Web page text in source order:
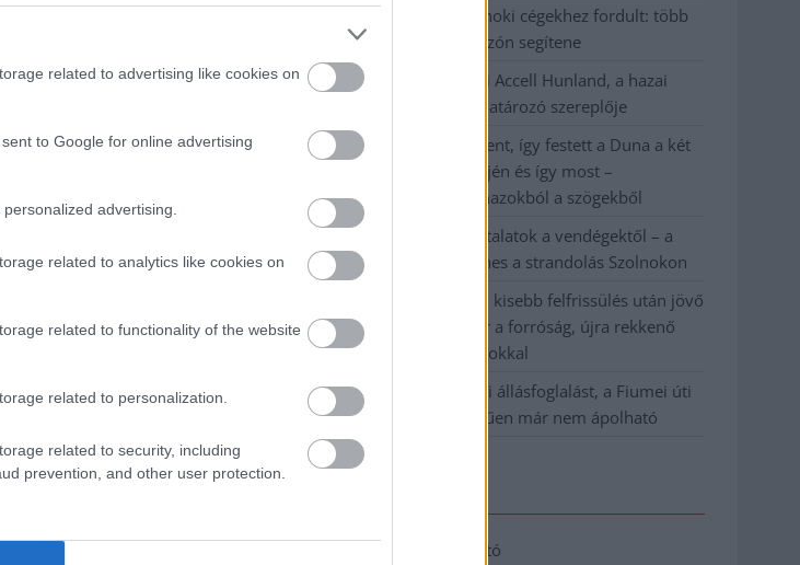
related to advertising like cookies on
to Google for online advertising
advertising.
related to analytics like cookies on
related to functionality of the website
related to personalization.
related to security, including
prevention, and other user protection.
adománygyűjtésünkhöz!
amikor virágot adott neki
2026.08.05. szol24.hu
A polgármester a szolnoki cégekhez fordult: több
száz elbocsátott dolgozón segítene
Csődbe ment a tószegi Accell Hunland, a hazai
kerékpárgyártás meghatározó szereplője
Egyszer fent, egyszer lent, így festett a Duna a két
évvel ezelőtti árvíz idején és így most –
fotógyűjtemény ugyanazokból a szögekből
Ilyenek eddig a tapasztalatok a vendégektől – a
hőhullám miatt ingyenes a strandolás Szolnokon
Nem biztató: a hétvégi kisebb felfrissülés után jövő
héten megint visszatér a forróság, újra rekkenő
hőség jön, akár 38 fokokkal
Közzétették a szakértői állásfoglalást, a Fiumei úti
fák többsége szakszerűen már nem ápolható
Adatkezelési tájékoztató